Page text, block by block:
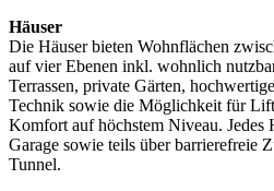
Häuser
Die Häuser bieten Wohnflächen
auf vier Ebenen inkl. wohnlich
Terrassen, private Gärten,
Technik sowie die Möglichkeit für
Komfort auf höchstem Niveau. Jedes
Garage sowie teils über barrierefreie
Tunnel.